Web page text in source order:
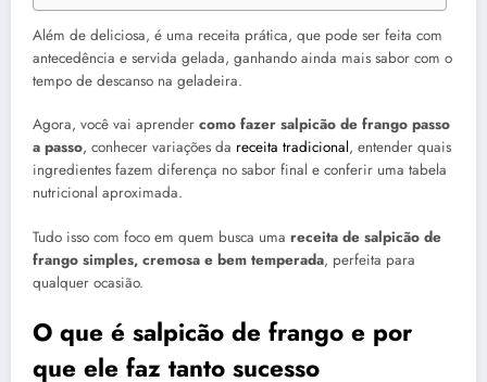
Além de deliciosa, é uma receita prática, que pode ser feita com
antecedência e servida gelada, ganhando ainda mais sabor com o
tempo de descanso na geladeira.
Agora, você vai aprender como fazer salpicão de frango passo
a passo, conhecer variações da receita tradicional, entender quais
ingredientes fazem diferença no sabor final e conferir uma tabela
nutricional aproximada.
Tudo isso com foco em quem busca uma receita de salpicão de
frango simples, cremosa e bem temperada, perfeita para
qualquer ocasião.
O que é salpicão de frango e por
que ele faz tanto sucesso